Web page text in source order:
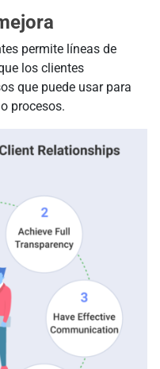
permite líneas de
los clientes
que puede usar para
procesos.